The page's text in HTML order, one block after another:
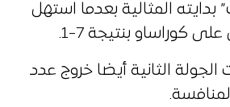
بدايته المثالية بعدما استهل
كوراساو بنتيجة 7-1.
الثانية أيضا خروج عدد